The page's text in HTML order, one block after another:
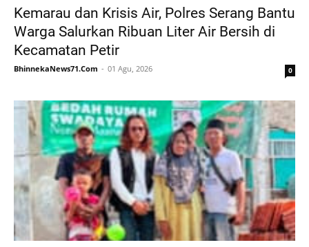
Kemarau dan Krisis Air, Polres Serang Bantu
Warga Salurkan Ribuan Liter Air Bersih di
Kecamatan Petir
BhinnekaNews71.Com 01 Agu, 2026 0